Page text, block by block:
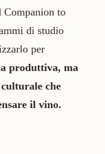
Companion to
di studio
per
produttiva, ma
che
il vino.